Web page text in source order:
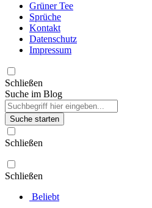
Grüner Tee
Sprüche
Kontakt
Datenschutz
Impressum
Schließen
Suche im Blog
Suche starten
Schließen
Schließen
Beliebt